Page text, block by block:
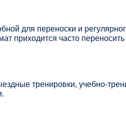
для переноски и
приходится часто
тренировки, учебно-